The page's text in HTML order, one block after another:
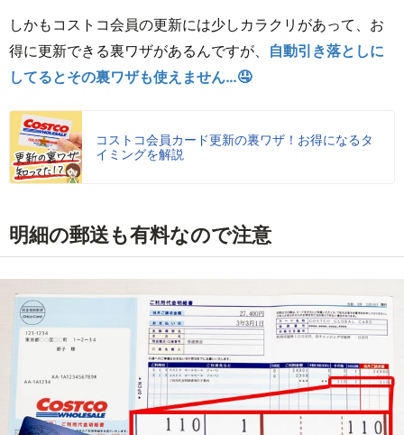
しかもコストコ会員の更新には少しカラクリがあって、お
得に更新できる裏ワザがあるんですが、 自動引き落としに
してるとその裏ワザも使えません…🤤
コストコ会員カード更新の裏ワザ！お得になるタ
イミングを解説
明細の郵送も有料なので注意